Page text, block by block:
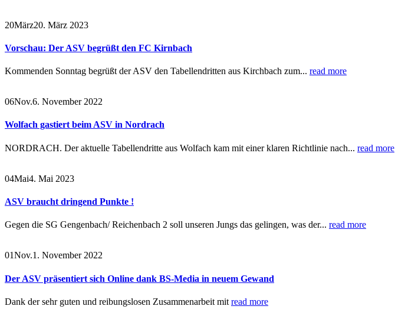
20März20. März 2023
Vorschau: Der ASV begrüßt den FC Kirnbach
Kommenden Sonntag begrüßt der ASV den Tabellendritten aus Kirchbach zum... read more
06Nov.6. November 2022
Wolfach gastiert beim ASV in Nordrach
NORDRACH. Der aktuelle Tabellendritte aus Wolfach kam mit einer klaren Richtlinie nach... read more
04Mai4. Mai 2023
ASV braucht dringend Punkte !
Gegen die SG Gengenbach/ Reichenbach 2 soll unseren Jungs das gelingen, was der... read more
01Nov.1. November 2022
Der ASV präsentiert sich Online dank BS-Media in neuem Gewand
Dank der sehr guten und reibungslosen Zusammenarbeit mit read more